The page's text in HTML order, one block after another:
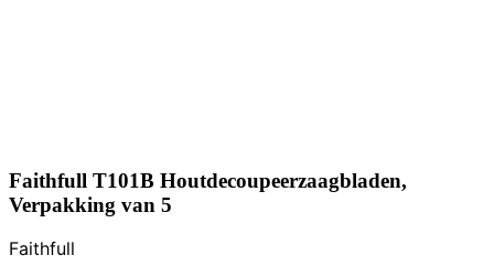
Faithfull T101B Houtdecoupeerzaagbladen,
Verpakking van 5
Faithfull